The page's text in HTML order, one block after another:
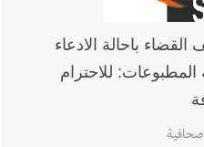
باحالة الادعاء
للاحترام